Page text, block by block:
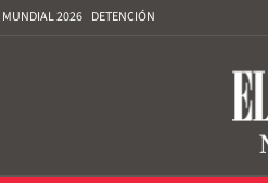
MUNDIAL 2026 DETENCIÓN